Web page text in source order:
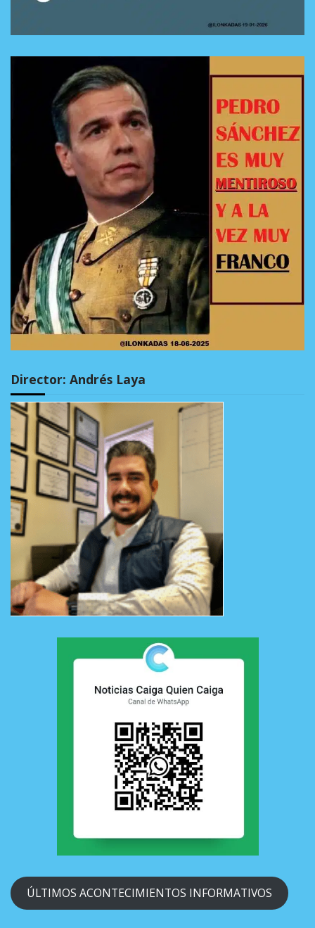
Director: Andrés Laya
ÚLTIMOS ACONTECIMIENTOS INFORMATIVOS